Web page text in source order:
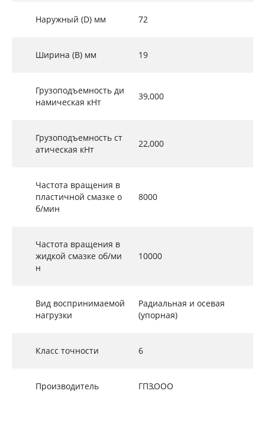
Наружный (D) мм 72
Ширина (B) мм 19
Грузоподъемность ди
намическая кНт
39,000
Грузоподъемность ст
атическая кНт
22,000
Частота вращения в
пластичной смазке о
б/мин
8000
Частота вращения в
жидкой смазке об/ми
н
10000
Вид воспринимаемой
нагрузки
Радиальная и осевая
(упорная)
Класс точности 6
Производитель ГПЗ,ООО